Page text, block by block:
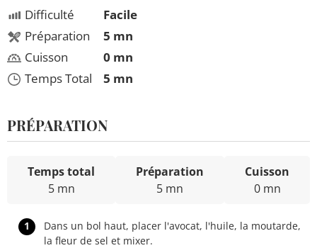
Difficulté
Préparation
Cuisson
Temps Total
Facile
5 mn
0 mn
5 mn
PRÉPARATION
Temps total
5 mn
Préparation
5 mn
Cuisson
0 mn
1
Dans un bol haut, placer l'avocat, l'huile, la moutarde,
la fleur de sel et mixer.